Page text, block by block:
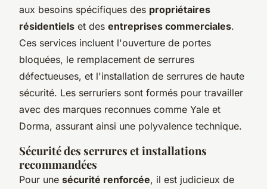
aux besoins spécifiques des propriétaires
résidentiels et des entreprises commerciales.
Ces services incluent l'ouverture de portes
bloquées, le remplacement de serrures
défectueuses, et l'installation de serrures de haute
sécurité. Les serruriers sont formés pour travailler
avec des marques reconnues comme Yale et
Dorma, assurant ainsi une polyvalence technique.
Sécurité des serrures et installations
recommandées
Pour une sécurité renforcée, il est judicieux de